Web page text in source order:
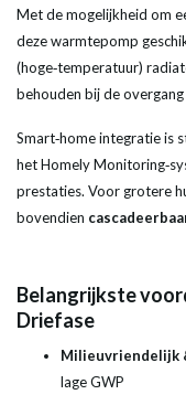
Met de mogelijkheid om
deze warmtepomp
(hoge‑temperatuur)
behouden bij de
Smart‑home integratie is
het Homely
prestaties. Voor grotere
bovendien
Belangrijkste
Driefase
Milieuvriendelijk
lage GWP